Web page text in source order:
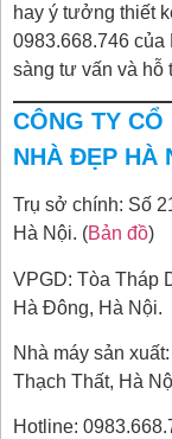
hay ý tưởng thiết
0983.668.746
sàng tư vấn và hỗ
CÔNG TY CỔ
NHÀ ĐẸP HÀ
Trụ sở chính: Số
Hà Nội. (Bản đồ)
VPGD: Tòa Tháp
Hà Đông, Hà Nội.
Nhà máy sản
Thạch Thất, Hà
Hotline: